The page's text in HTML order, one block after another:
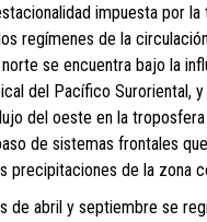
impuesta por la
regímenes de la
se encuentra bajo la
del Pacífico Suroriental,
del oeste en la
de sistemas frontales
precipitaciones de la zona
de abril y septiembre se